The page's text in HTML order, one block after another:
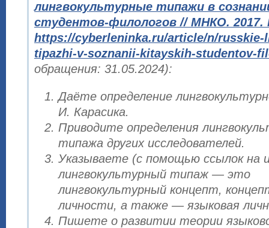
лингвокультурные типажи в
студентов-филологов // МНКО. 2017.
https://cyberleninka.ru/article/n/
tipazhi-v-soznanii-kitayskih-studentov-
обращения: 31.05.2024):
Даёте определение
И. Карасика.
Приводите определения
типажа других исследователей.
Указываете (с помощью ссылок на
лингвокультурный типаж — это
лингвокультурный концепт,
личности, а также — языковая
Пишете о развитии теории